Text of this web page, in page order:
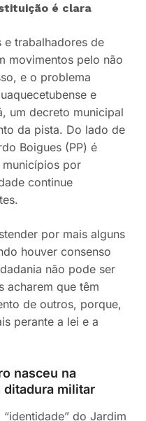
é clara
e trabalhadores de
movimentos pelo não
e o problema
e
um decreto municipal
da pista. Do lado de
Boigues (PP) é
por
continue
por mais alguns
houver consenso
não pode ser
acharem que têm
de outros, porque,
perante a lei e a
nasceu na
ditadura militar
do Jardim